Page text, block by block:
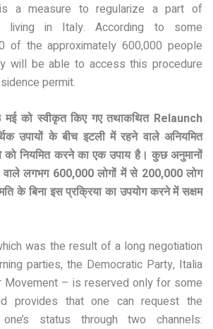
a measure to regularize a part of
living in Italy. According to some
of the approximately 600,000 people
will be able to access this procedure
permit.
मई को स्वीकृत किए गए तथाकथित Relaunch
उपायों के बीच इटली में रहने वाले अनियमित
को नियमित करने का एक उपाय है। कुछ अनुमानों
लगभग 600,000 लोगों में से 200,000 लोग
के बिना इस प्रक्रिया का उपयोग करने में सक्षम
was the result of a long negotiation
parties, the Democratic Party, Italia
Movement – is reserved only for some
provides that one can request the
status through two channels: